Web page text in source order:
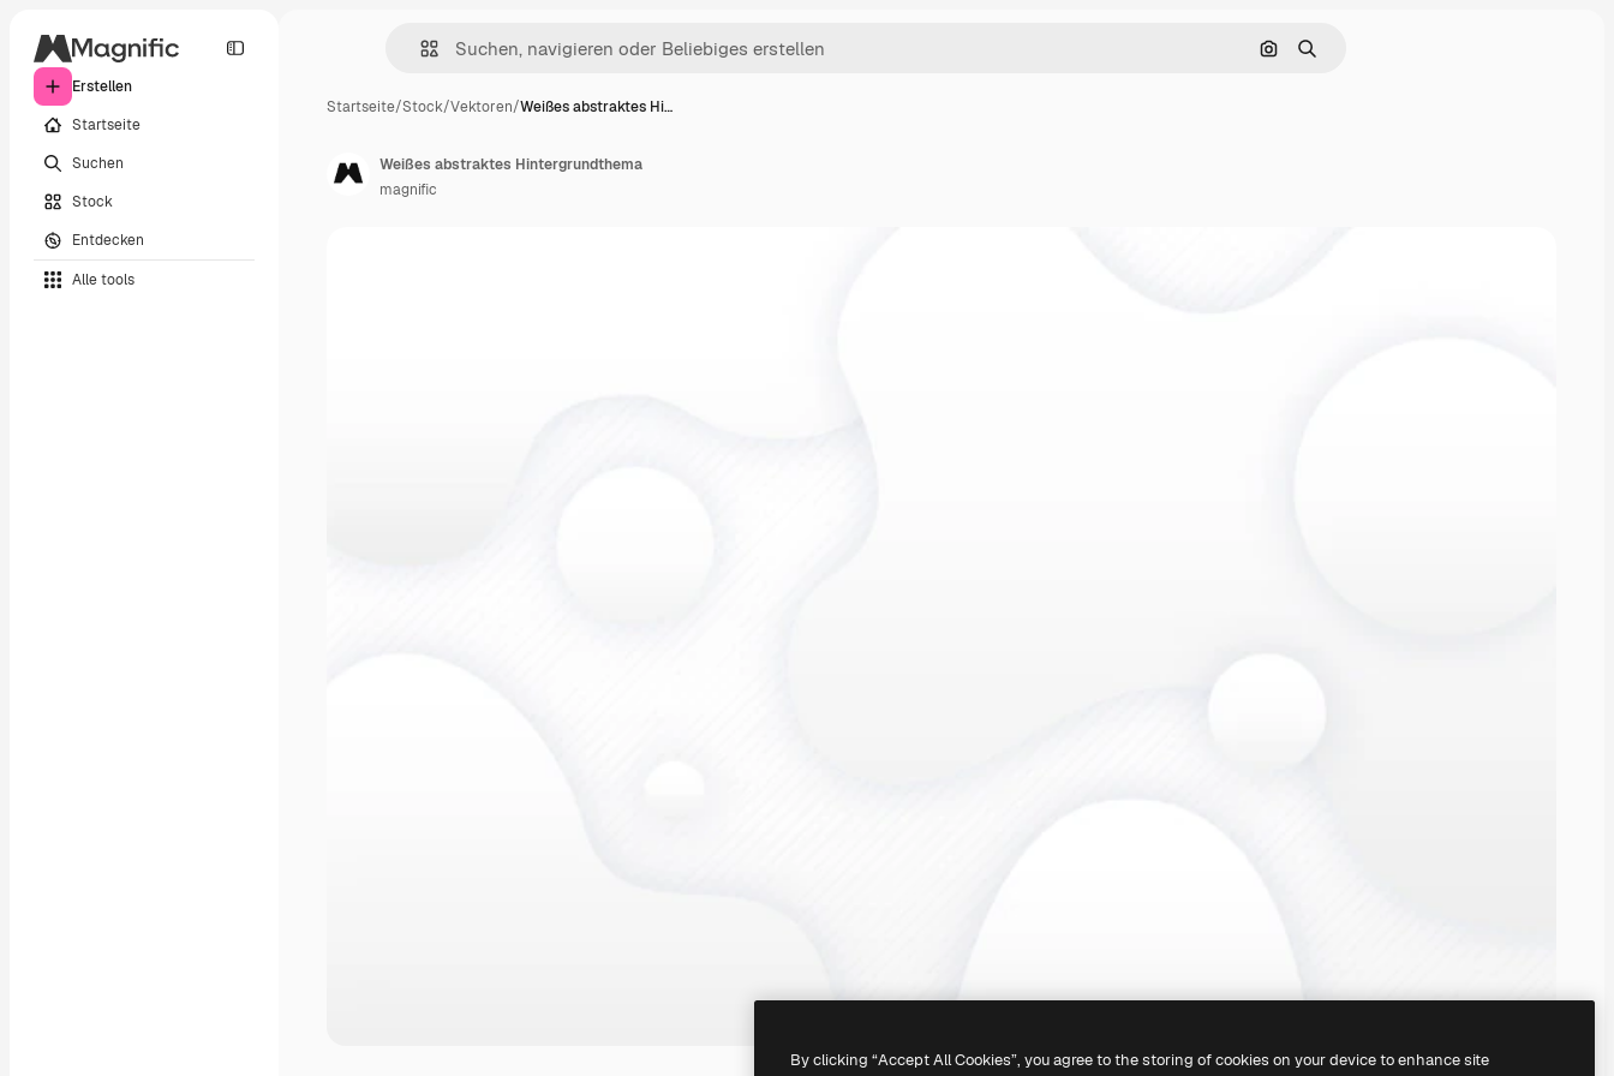
Erstellen
Startseite
Suchen
Stock
Entdecken
Alle tools
Nach Bild suchen
Suchen
Startseite/Stock/Vektoren/Weißes abstraktes Hi…
Weißes abstraktes Hintergrundthema
magnific
By clicking “Accept All Cookies”, you agree to the storing of cookies on your device to enhance site